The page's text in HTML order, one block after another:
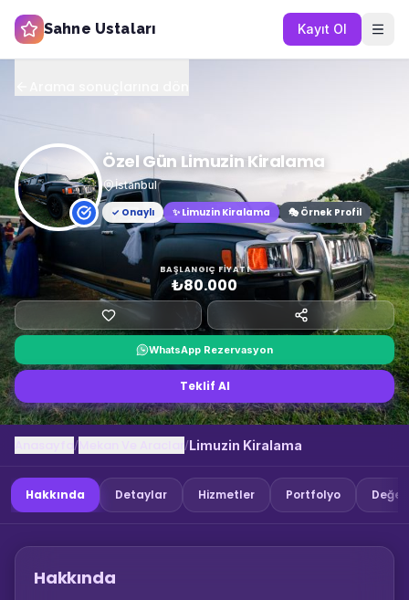
Sahne Ustaları Kayıt Ol
Özel Gün Limuzin Kiralama
İstanbul
✓ Onaylı
✨ Limuzin Kiralama 🎭 Örnek Profil
BAŞLANGIÇ FIYATI
₺80.000
WhatsApp Rezervasyon
Teklif Al
/ /Limuzin Kiralama
Hakkında Detaylar Hizmetler Portfolyo
Hakkında